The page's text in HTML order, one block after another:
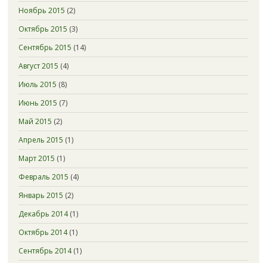
Ноябрь 2015 (2)
Октябрь 2015 (3)
Сентябрь 2015 (14)
Август 2015 (4)
Июль 2015 (8)
Июнь 2015 (7)
Май 2015 (2)
Апрель 2015 (1)
Март 2015 (1)
Февраль 2015 (4)
Январь 2015 (2)
Декабрь 2014(1)
Октябрь 2014(1)
Сентябрь 2014(1)